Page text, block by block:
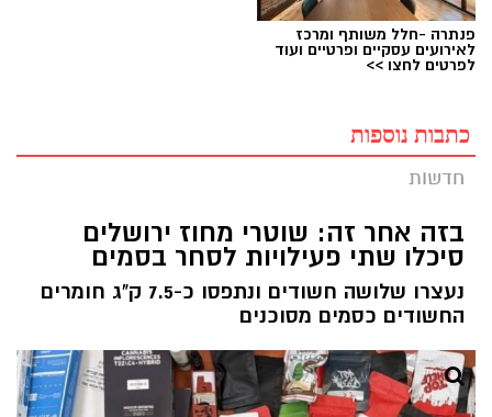
פנתרה -חלל משותף ומרכז
לאירועים עסקיים ופרטיים ועוד
לפרטים לחצו >>
כתבות נוספות
חדשות
בזה אחר זה: שוטרי מחוז ירושלים
סיכלו שתי פעילויות לסחר בסמים
נעצרו שלושה חשודים ונתפסו כ-7.5 ק"ג חומרים
החשודים כסמים מסוכנים